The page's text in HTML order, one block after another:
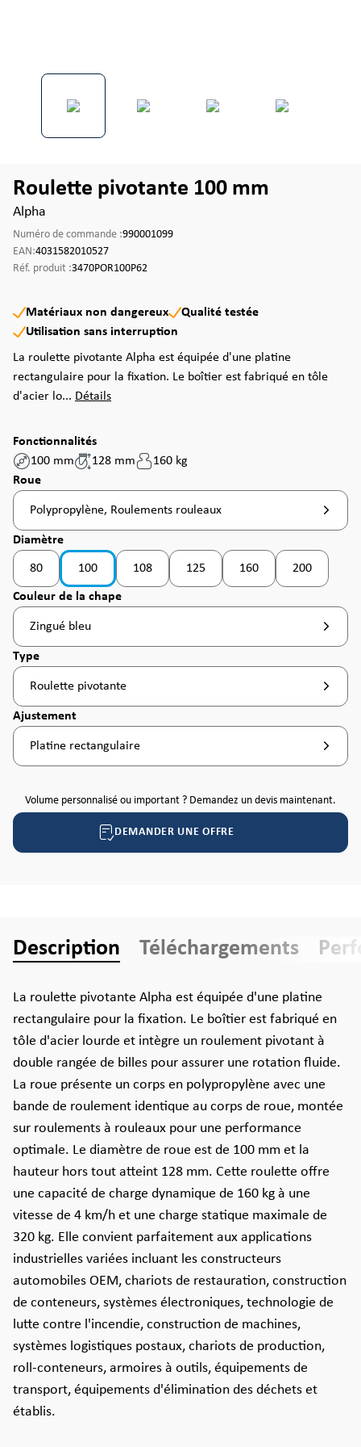
Roulette pivotante 100 mm
Alpha
Numéro de commande :990001099
EAN:4031582010527
Réf. produit :3470POR100P62
Matériaux non dangereux
Qualité testée
Utilisation sans interruption
La roulette pivotante Alpha est équipée d'une platine
rectangulaire pour la fixation. Le boîtier est fabriqué en tôle
d'acier lo... Détails
Fonctionnalités
100 mm
128 mm
160 kg
Sélectionnez
Roue
Polypropylène, Roulements rouleaux
Sélectionnez
Diamètre
80 100 108
(Cette option n'est pas disponible pour le
125 160
(Cette option n'est pas
200
(Cette
Sélectionnez
Couleur de la chape
Zingué bleu
Sélectionnez
Type
Roulette pivotante
Sélectionnez
Ajustement
Platine rectangulaire
Volume personnalisé ou important ? Demandez un devis maintenant.
DEMANDER UNE OFFRE
Description Téléchargements
La roulette pivotante Alpha est équipée d'une platine
rectangulaire pour la fixation. Le boîtier est fabriqué en
tôle d'acier lourde et intègre un roulement pivotant à
double rangée de billes pour assurer une rotation fluide.
La roue présente un corps en polypropylène avec une
bande de roulement identique au corps de roue, montée
sur roulements à rouleaux pour une performance
optimale. Le diamètre de roue est de 100 mm et la
hauteur hors tout atteint 128 mm. Cette roulette offre
une capacité de charge dynamique de 160 kg à une
vitesse de 4 km/h et une charge statique maximale de
320 kg. Elle convient parfaitement aux applications
industrielles variées incluant les constructeurs
automobiles OEM, chariots de restauration, construction
de conteneurs, systèmes électroniques, technologie de
lutte contre l'incendie, construction de machines,
systèmes logistiques postaux, chariots de production,
roll-conteneurs, armoires à outils, équipements de
transport, équipements d'élimination des déchets et
établis.